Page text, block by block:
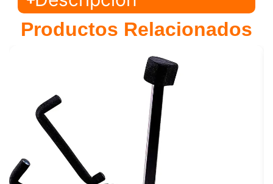
Productos Relacionados